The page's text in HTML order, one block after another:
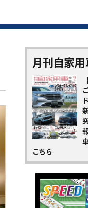
月刊自家
こちら